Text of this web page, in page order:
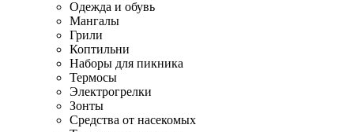
Одежда и обувь
Мангалы
Грили
Коптильни
Наборы для пикника
Термосы
Электрогрелки
Зонты
Средства от насекомых